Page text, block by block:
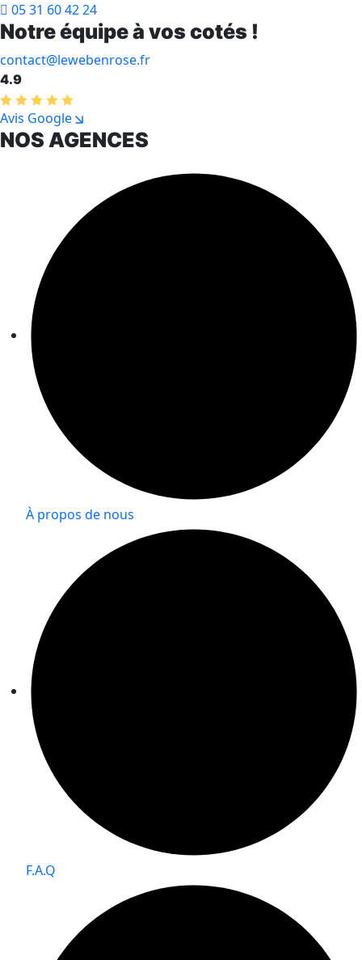
05 31 60 42 24
Notre équipe à vos cotés !
contact@lewebenrose.fr
4.9
Avis Google
NOS AGENCES
À propos de nous
F.A.Q